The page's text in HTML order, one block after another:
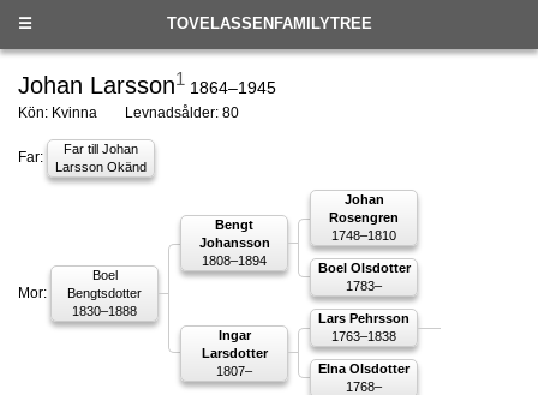
TOVELASSENFAMILYTREE
☰
Johan Larsson1 1864–1945
Kön: Kvinna Levnadsålder: 80
Far:
Far till Johan
Larsson Okänd
Mor:
Boel
Bengtsdotter
1830–1888
Bengt
Johansson
1808–1894
Johan
Rosengren
1748–1810
Boel Olsdotter
1783–
Ingar
Larsdotter
1807–
Lars Pehrsson
1763–1838
Elna Olsdotter
1768–